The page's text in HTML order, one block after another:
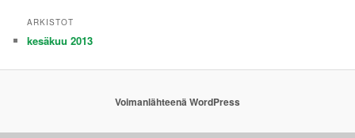
ARKISTOT
kesäkuu 2013
Voimanlähteenä WordPress